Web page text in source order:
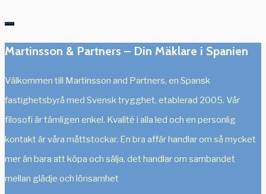
Martinsson & Partners – Din Mäklare i Spanien
Välkommen till Martinsson and Partners, en Spansk
fastighetsbyrå med Svensk trygghet, etablerad 2005. Vår
filosofi är tämligen enkel. Kvalité i alla led och en personlig
kontakt är våra måttstockar. En bra affär handlar om så mycket
mer än bara att köpa och sälja, det handlar om sambandet
mellan glädje och lönsamhet